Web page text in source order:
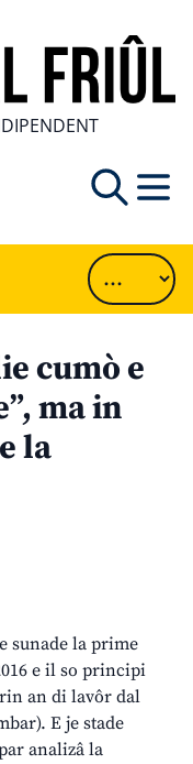
cumò e
ma in
la
sunade la prime
e il so principi
an di lavôr dal
E je stade
analizâ la